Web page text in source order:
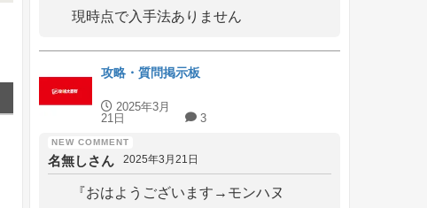
現時点で入手法ありません
攻略・質問掲示板
2025年3月
21日
3
名無しさん 2025年3月21日
『おはようございます→モンハヌ